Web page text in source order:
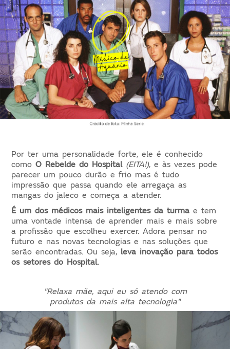
Por ter uma personalidade forte, ele é conhecido
comoO Rebelde do Hospital (EITA!), e às vezes pode
parecer um pouco durão e frio mas é tudo
impressão que passa quando ele arregaça as
mangas do jaleco e começa a atender.
É um dos médicos mais inteligentes da turma e tem
uma vontade intensa de aprender mais e mais sobre
a profissão que escolheu exercer. Adora pensar no
futuro e nas novas tecnologias e nas soluções que
serão encontradas. Ou seja, leva inovação para todos
os setores do Hospital.
"Relaxa mãe, aqui eu só atendo com
produtos da mais alta tecnologia"